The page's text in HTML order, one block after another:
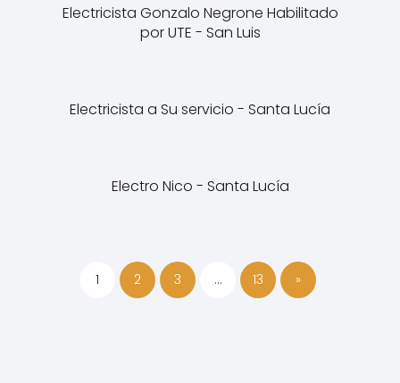
Electricista Gonzalo Negrone Habilitado
por UTE - San Luis
Electricista a Su servicio - Santa Lucía
Electro Nico - Santa Lucía
1 2 3 … 13 »